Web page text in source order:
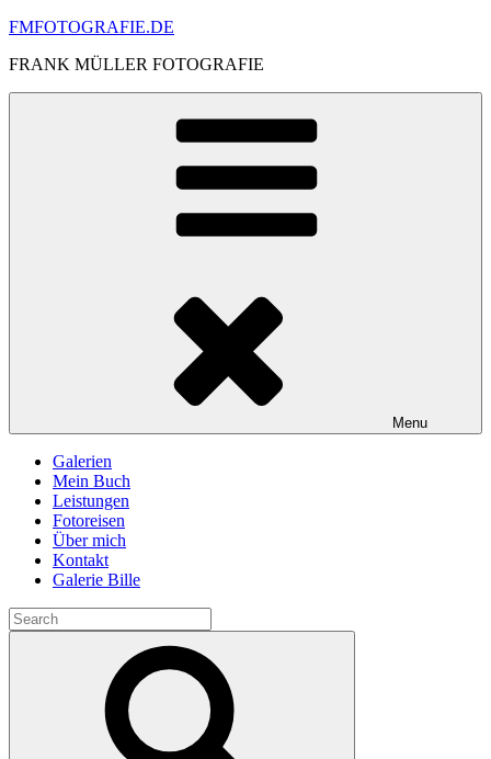
Skip
content
FMFOTOGRAFIE.DE
FRANK MÜLLER FOTOGRAFIE
Menu
Galerien
Mein Buch
Leistungen
Fotoreisen
Über mich
Kontakt
Galerie Bille
Search
for: